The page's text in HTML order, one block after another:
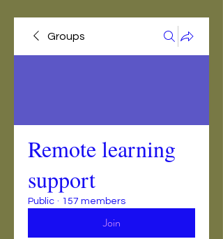
Groups
Remote learning
support
Public · 157 members
Join